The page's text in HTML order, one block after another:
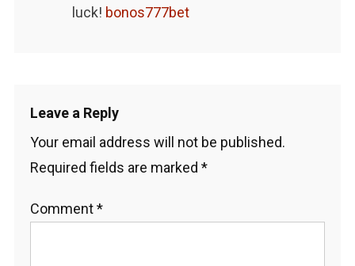
luck! bonos777bet
Leave a Reply
Your email address will not be published.
Required fields are marked *
Comment*